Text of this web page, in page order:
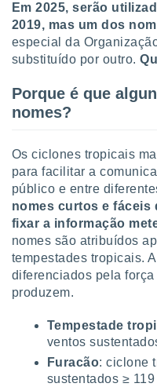
a
site
Neste
lo de
os
a
analisar o
ou
Pode
ao
através
Em 2025, serão
2019, mas um dos
especial da
substituído por outro.
Porque é que
nomes?
Os ciclones tropicais
para facilitar a
público e entre
nomes curtos e fáceis
fixar a informação
nomes são atribuídos
tempestades tropicais.
diferenciados pela
produzem.
Tempestade
ventos
Furacão: ciclone
sustentados ≥ 119